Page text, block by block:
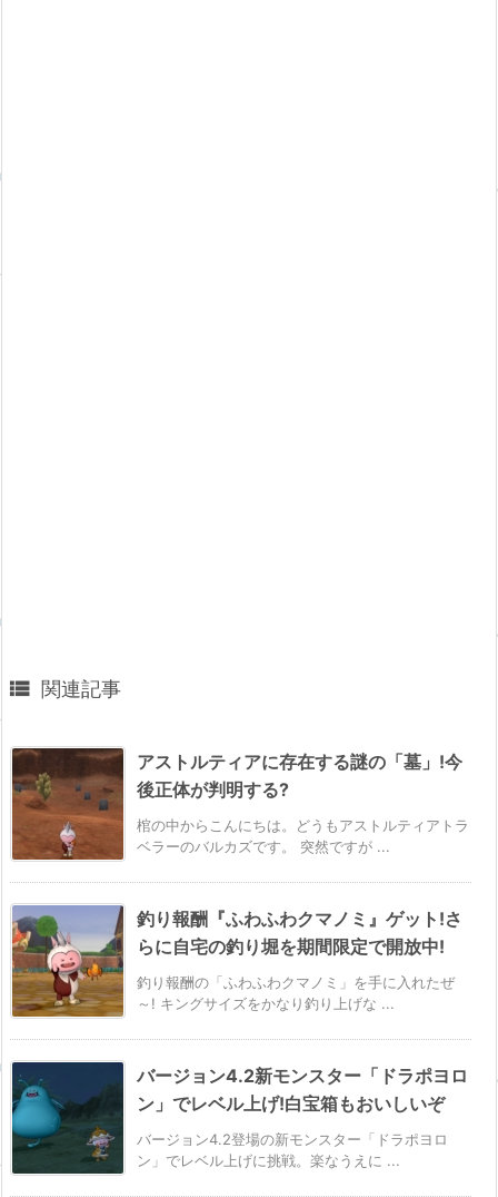
 関連記事
アストルティアに存在する謎の「墓」!今
後正体が判明する?
棺の中からこんにちは。どうもアストルティアトラ
ベラーのバルカズです。 突然ですが ...
釣り報酬『ふわふわクマノミ』ゲット!さ
らに自宅の釣り堀を期間限定で開放中!
釣り報酬の「ふわふわクマノミ」を手に入れたぜ
～! キングサイズをかなり釣り上げな ...
バージョン4.2新モンスター「ドラポヨロ
ン」でレベル上げ!白宝箱もおいしいぞ
バージョン4.2登場の新モンスター「ドラポヨロ
ン」でレベル上げに挑戦。楽なうえに ...